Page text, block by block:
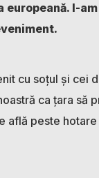
europeană. I-
cu soțul și cei
ca țara să
află peste